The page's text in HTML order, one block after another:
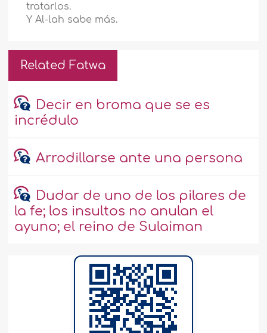
tratarlos.
Y Al-lah sabe más.
Related Fatwa
Decir en broma que se es
incrédulo
Arrodillarse ante una persona
Dudar de uno de los pilares de
la fe; los insultos no anulan el
ayuno; el reino de Sulaiman